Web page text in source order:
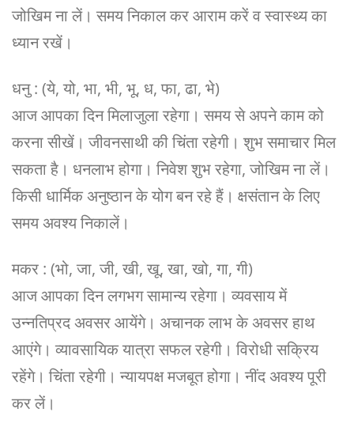
जोखिम ना लें। समय निकाल कर आराम करें व स्वास्थ्य का
ध्यान रखें।
धनु : (ये, यो, भा, भी, भू, ध, फा, ढा, भे)
आज आपका दिन मिलाजुला रहेगा। समय से अपने काम को
करना सीखें। जीवनसाथी की चिंता रहेगी। शुभ समाचार मिल
सकता है। धनलाभ होगा। निवेश शुभ रहेगा, जोखिम ना लें।
किसी धार्मिक अनुष्ठान के योग बन रहे हैं। क्षसंतान के लिए
समय अवश्य निकालें।
मकर : (भो, जा, जी, खी, खू, खा, खो, गा, गी)
आज आपका दिन लगभग सामान्य रहेगा। व्यवसाय में
उन्नतिप्रद अवसर आयेंगे। अचानक लाभ के अवसर हाथ
आएंगे। व्यावसायिक यात्रा सफल रहेगी। विरोधी सक्रिय
रहेंगे। चिंता रहेगी। न्यायपक्ष मजबूत होगा। नींद अवश्य पूरी
कर लें।